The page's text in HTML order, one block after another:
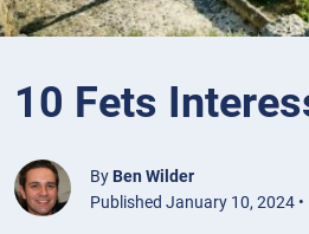
10 Fets
By Ben Wilder
Published January 10, 2024 •